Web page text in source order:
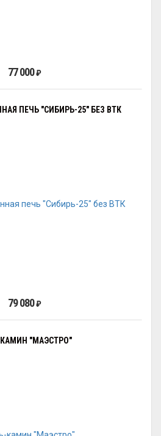
77 000₽
ПЕЧЬ "СИБИРЬ-25" БЕЗ ВТК
79 080₽
КАМИН "МАЭСТРО"